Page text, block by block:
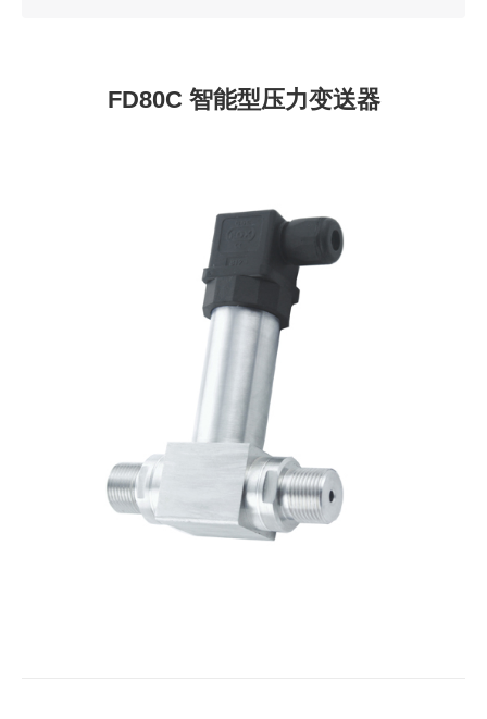
FD80C 智能型压力变送器